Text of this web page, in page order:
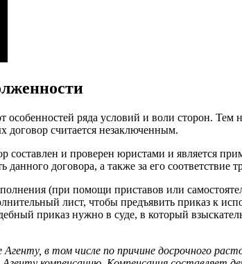
особенностей ряда условий и воли сторон.
договор считается незаключенным.
составлен и проверен юристами и является
данного договора, а также за его
(при помощи приставов или
лист, чтобы предъявить приказ к
приказ нужно в суде, в который
в том числе по причине досрочного